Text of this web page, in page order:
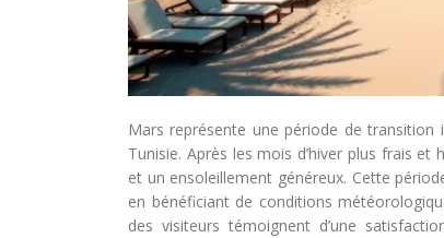
Mars représente une période de
Tunisie. Après les mois d’hiver plus frais
et un ensoleillement généreux. Cette
en bénéficiant de conditions
des visiteurs témoignent d’une